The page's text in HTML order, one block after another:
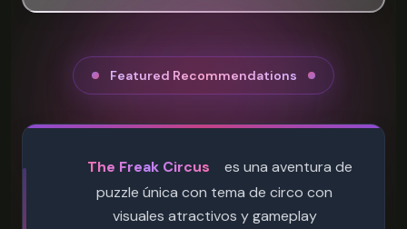
Featured Recommendations
The Freak Circus
es una aventura de
puzzle única con tema de circo con
visuales atractivos y gameplay